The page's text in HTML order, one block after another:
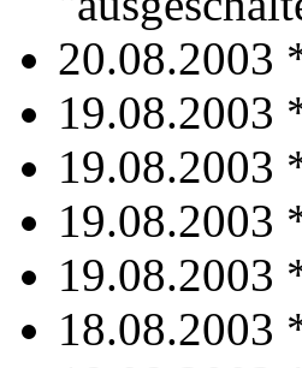
20.08.2003
19.08.2003
19.08.2003
19.08.2003
19.08.2003
18.08.2003